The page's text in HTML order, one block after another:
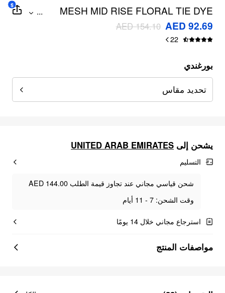
MESH MID RISE FLORAL TIE DYE
ASYMMETRICAL HEM TULLE MAXI
SKIRT CURVE & PLUS
...
AED 92.69
AED 154.10
22
$
بورغندي
تحديد مقاس
يشحن إلى UNITED ARAB EMIRATES
التسليم
شحن قياسي مجاني عند تجاوز قيمة الطلب AED 144.00
وقت الشحن: 7 - 11 أيام
استرجاع مجاني خلال 14 يومًا
مواصفات المنتج